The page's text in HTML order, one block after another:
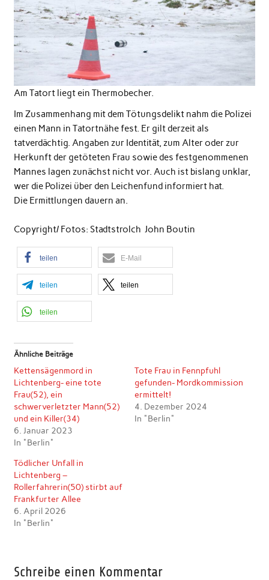
Am Tatort liegt ein Thermobecher.
Im Zusammenhang mit dem Tötungsdelikt nahm die Polizei
einen Mann in Tatortnähe fest. Er gilt derzeit als
tatverdächtig. Angaben zur Identität, zum Alter oder zur
Herkunft der getöteten Frau sowie des festgenommenen
Mannes lagen zunächst nicht vor. Auch ist bislang unklar,
wer die Polizei über den Leichenfund informiert hat.
Die Ermittlungen dauern an.
Copyright/ Fotos: Stadtstrolch John Boutin
teilen E-Mail
teilen teilen
teilen
Ähnliche Beiträge
Kettensägenmord in
Lichtenberg- eine tote
Frau(52), ein
schwerverletzter Mann(52)
und ein Killer(34)
6. Januar 2023
In "Berlin"
Tote Frau in Fennpfuhl
gefunden- Mordkommission
ermittelt!
4. Dezember 2024
In "Berlin"
Tödlicher Unfall in
Lichtenberg –
Rollerfahrerin(50) stirbt auf
Frankfurter Allee
6. April 2026
In "Berlin"
Schreibe einen Kommentar